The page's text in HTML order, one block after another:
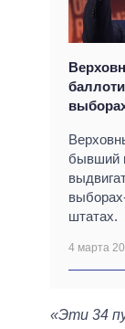
бывший
штатах.
4 марта
«Эти 34